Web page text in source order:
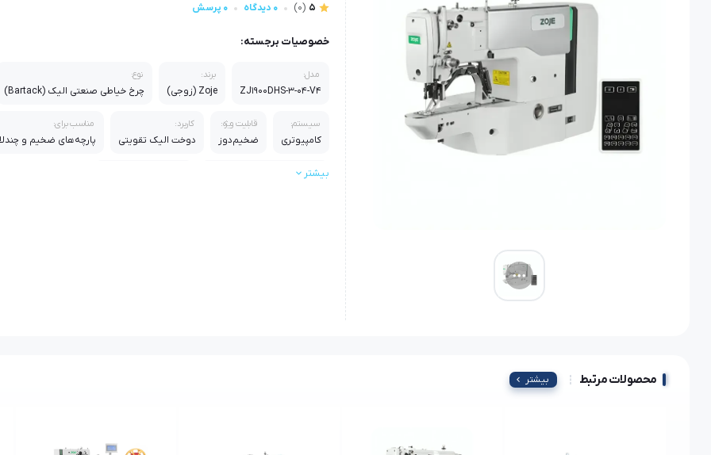
5
(0) 0 دیدگاه 0 پرسش
خصوصیات برجسته:
مدل:
ZJ1900DHS-3-04-V4
برند:
Zoje (زوجی)
نوع:
چرخ خیاطی صنعتی الیک (Bartack)
سیستم:
کامپیوتری
قابلیت ویژه:
ضخیم‌دوز
کاربرد:
دوخت الیک تقویتی
مناسب برای:
پارچه‌های ضخیم و
ویژگی شاخص:
بیشتر
محصولات مرتبط بیشتر